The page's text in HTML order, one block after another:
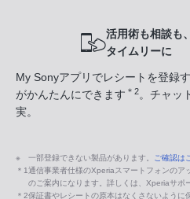
活用術も相談も
タイムリーに
My Sonyアプリでレシートを登録
がかんたんにできます ＊2。チャッ
実。
※ 一部登録できない製品があります。 ご確認は
＊1通信事業者仕様のXperiaスマートフォンのア
のご案内になります。詳しくは、Xperiaサポ
＊2保証書やレシートの原本はなくさないように